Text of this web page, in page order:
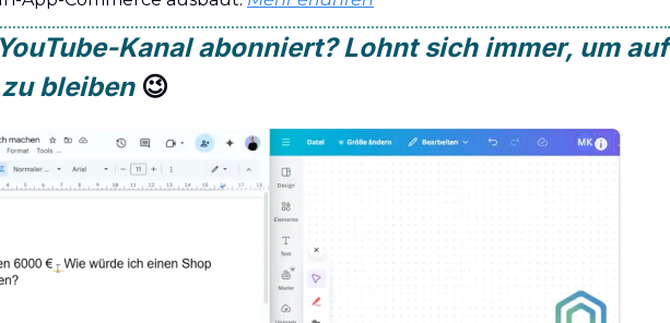
Kanal abonniert? Lohnt sich immer, um auf
bleiben 😉